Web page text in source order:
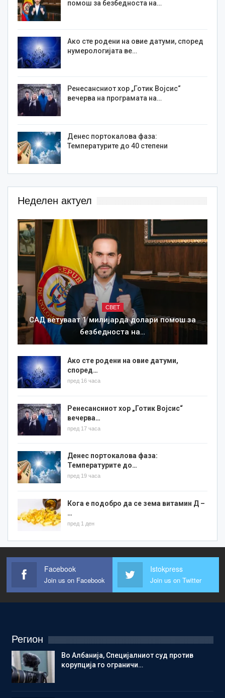
помош за безбедноста на…
Ако сте родени на овие датуми, според
нумерологијата ве…
Ренесансниот хор „Готик Војсис“
вечерва на програмата на…
Денес портокалова фаза:
Температурите до 40 степени
Неделен актуел
СВЕТ
САД ветуваат 1 милијарда долари помош за
безбедноста на…
Ако сте родени на овие датуми,
според…
пред 16 часа
Ренесансниот хор „Готик Војсис“
вечерва…
пред 17 часа
Денес портокалова фаза:
Температурите до…
пред 19 часа
Кога е подобро да се зема витамин Д –
…
пред 1 ден
Facebook
Join us on Facebook
Istokpress
Join us on Twitter
Регион
Во Албанија, Специјалниот суд против
корупција го ограничи…